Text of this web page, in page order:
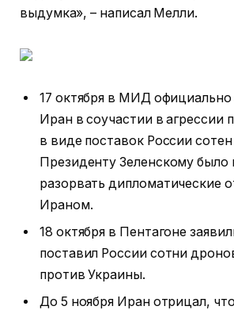
выдумка», – написал Мелли.
17 октября в МИД
Иран в соучастии в агрессии
в виде поставок России
Президенту Зеленскому было
разорвать дипломатические
Ираном.
18 октября в Пентагоне
поставил России сотни
против Украины.
До 5 ноября Иран отрицал,